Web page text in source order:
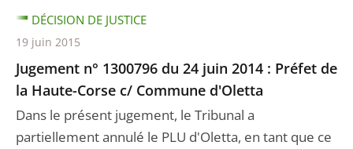
Jugement n° 1300796 du 24 juin 2014 : Préfet de
la Haute-Corse c/ Commune d'Oletta
Dans le présent jugement, le Tribunal a
partiellement annulé le PLU d'Oletta, en tant que ce
DÉCISION DE JUSTICE
19 juin 2015